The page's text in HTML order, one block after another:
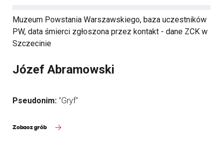
Muzeum Powstania Warszawskiego, baza uczestników
PW, data śmierci zgłoszona przez kontakt - dane ZCK w
Szczecinie
Józef Abramowski
Pseudonim: "Gryf"
Zobacz grób